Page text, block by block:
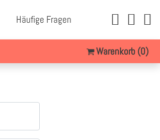
Häufige Fragen
Warenkorb (0)